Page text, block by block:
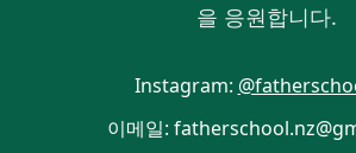
을 응원합니다.
Instagram:
이메일: